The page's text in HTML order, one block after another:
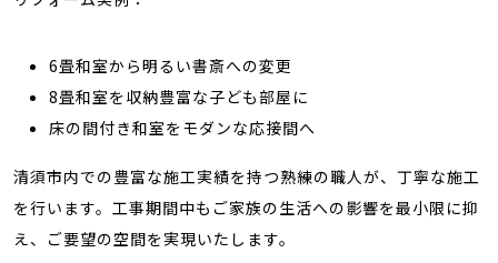
6畳和室から明るい書斎への変更
8畳和室を収納豊富な子ども部屋に
床の間付き和室をモダンな応接間へ
清須市内での豊富な施工実績を持つ熟練の職人が、丁寧な施工
を行います。工事期間中もご家族の生活への影響を最小限に抑
え、ご要望の空間を実現いたします。